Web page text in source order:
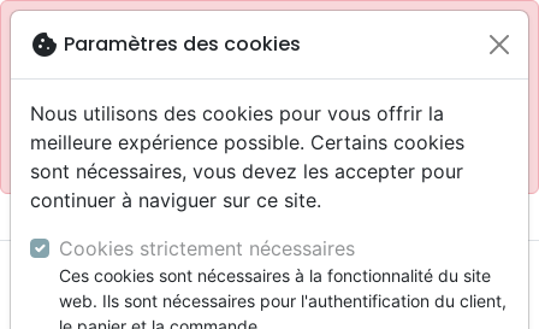
blockSite réservé aux professionnels
Accès pour les professionnels : Se connecter
Site pour le grand public : La Maison de la Bible
menu
cookie Paramètres des cookies
Nous utilisons des cookies pour vous offrir la
meilleure expérience possible. Certains cookies
sont nécessaires, vous devez les accepter pour
continuer à naviguer sur ce site.
Cookies strictement nécessaires
Ces cookies sont nécessaires à la fonctionnalité du site
web. Ils sont nécessaires pour l'authentification du client,